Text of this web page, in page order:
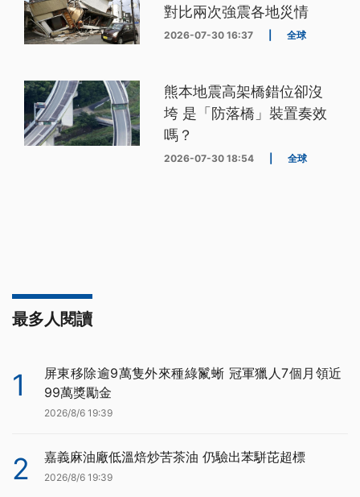
對比兩次強震各地災情
2026-07-30 16:37 全球
熊本地震高架橋錯位卻沒
垮 是「防落橋」裝置奏效
嗎？
2026-07-30 18:54 全球
最多人閱讀
1
屏東移除逾9萬隻外來種綠鬣蜥 冠軍獵人7個月領近
99萬獎勵金
2026/8/6 19:39
2 嘉義麻油廠低溫焙炒苦茶油 仍驗出苯駢芘超標
2026/8/6 19:39